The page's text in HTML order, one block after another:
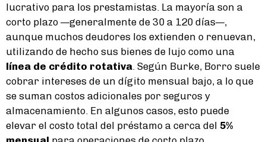
lucrativo para los prestamistas. La mayoría son a
corto plazo —generalmente de 30 a 120 días—,
aunque muchos deudores los extienden o renuevan,
utilizando de hecho sus bienes de lujo como una
línea de crédito rotativa . Según Burke, Borro suele
cobrar intereses de un dígito mensual bajo, a lo que
se suman costos adicionales por seguros y
almacenamiento. En algunos casos, esto puede
elevar el costo total del préstamo a cerca del 5%